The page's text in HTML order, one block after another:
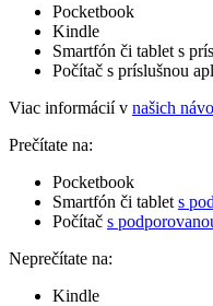
Pocketbook
Kindle
Smartfón či tablet s
Počítač s príslušnou
Viac informácií v našich
Prečítate na:
Pocketbook
Smartfón či tablet s
Počítač s
Neprečítate na:
Kindle